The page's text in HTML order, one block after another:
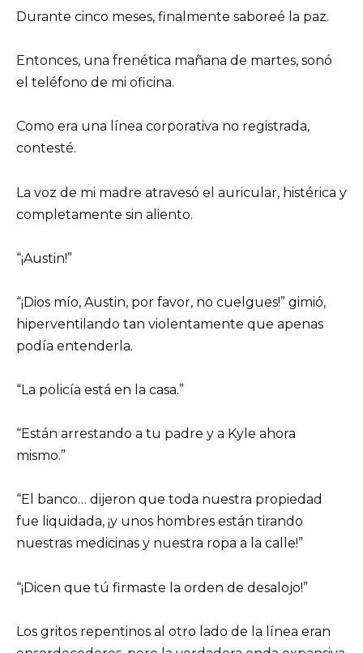
Durante cinco meses, finalmente saboreé la paz.
Entonces, una frenética mañana de martes, sonó
el teléfono de mi oficina.
Como era una línea corporativa no registrada,
contesté.
La voz de mi madre atravesó el auricular, histérica y
completamente sin aliento.
“¡Austin!”
“¡Dios mío, Austin, por favor, no cuelgues!” gimió,
hiperventilando tan violentamente que apenas
podía entenderla.
“La policía está en la casa.”
“Están arrestando a tu padre y a Kyle ahora
mismo.”
“El banco… dijeron que toda nuestra propiedad
fue liquidada, ¡y unos hombres están tirando
nuestras medicinas y nuestra ropa a la calle!”
“¡Dicen que tú firmaste la orden de desalojo!”
Los gritos repentinos al otro lado de la línea eran